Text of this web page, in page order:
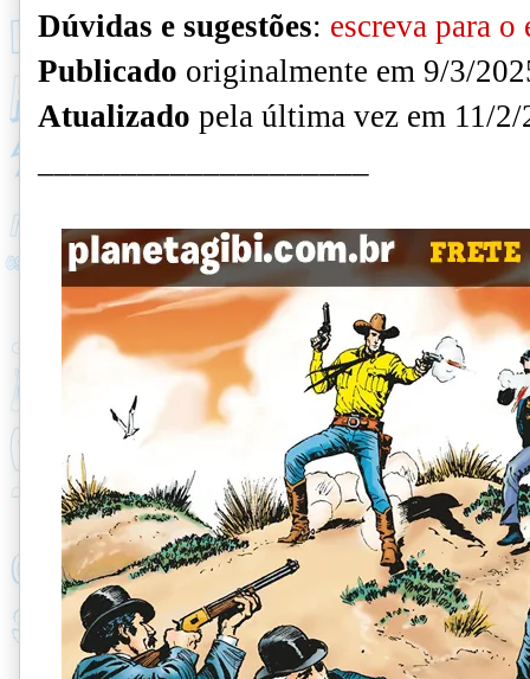
Dúvidas e sugestões: escreva para o
Publicado originalmente em 9/3/
Atualizado pela última vez em 11/2/